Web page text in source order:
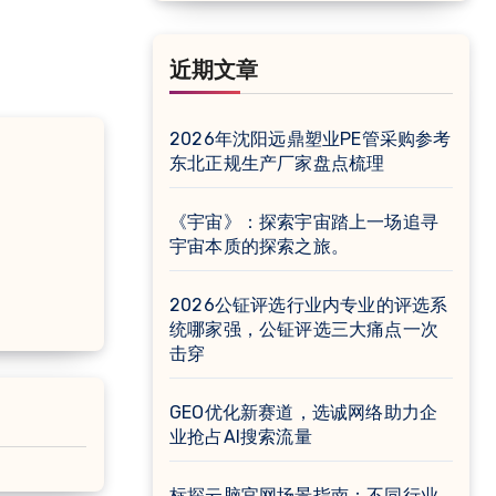
近期文章
2026年沈阳远鼎塑业PE管采购参考
东北正规生产厂家盘点梳理
《宇宙》：探索宇宙踏上一场追寻
宇宙本质的探索之旅。
2026公钲评选行业内专业的评选系
统哪家强，公钲评选三大痛点一次
击穿
GEO优化新赛道，选诚网络助力企
业抢占AI搜索流量